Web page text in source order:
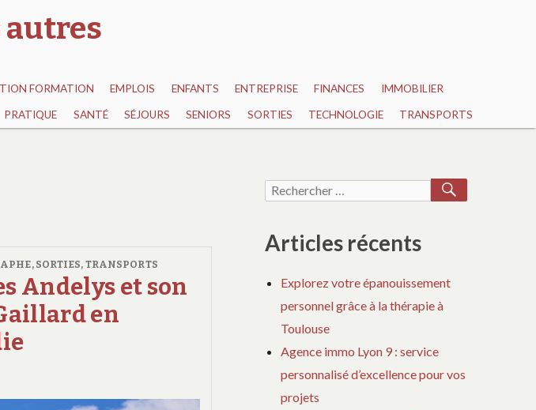
autres
FORMATION EMPLOIS ENFANTS ENTREPRISE FINANCES IMMOBILIER
PRATIQUE SANTÉ SÉJOURS SENIORS SORTIES TECHNOLOGIE TRANSPORTS
, SORTIES, TRANSPORTS
Andelys et son
en
Recherche
Articles récents
Explorez votre épanouissement
personnel grâce à la thérapie à
Toulouse
Agence immo Lyon 9 : service
personnalisé d’excellence pour vos
projets